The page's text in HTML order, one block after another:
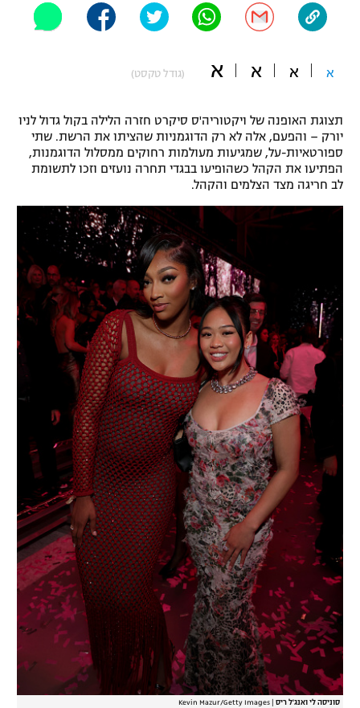
"מחצית בשכונה" – פודקאסט
משתתפים וזוכים בפרסים
תקנון משתתפים וזוכים בפרסים
תקנון עבור פעילות אלקטרה
טניס
גיימינג E-Sports
מדיניות פרטיות
תקנון פעילות ספורט 1
רשיון להקרנה פומבית לבית עסק
הצטרפות לחבילת הערוצים
לוח דרושים – ג'ובנט
תגיות
המגזין
אופניים
ספורט מוטורי
פוטבול אמריקאי NFL
בייסבול MLB
ספורט אתגרי ואקסטרים
גיימינג E-Sports
א א א א (גודל טקסט)
תצוגת האופנה של ויקטוריה'ס סיקרט חזרה הלילה בקול גדול לניו
יורק – והפעם, אלה לא רק הדוגמניות שהציתו את הרשת. שתי
ספורטאיות-על, שמגיעות מעולמות רחוקים ממסלול הדוגמנות,
הפתיעו את הקהל כשהופיעו בבגדי תחרה נועזים וזכו לתשומת
לב חריגה מצד הצלמים והקהל.
סוניסה לי ואנג'ל ריס Kevin Mazur/Getty Images